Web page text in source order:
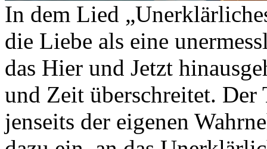
In dem Lied
die Liebe als eine
das Hier und Jetzt
und Zeit überschreitet. Der
jenseits der eigenen